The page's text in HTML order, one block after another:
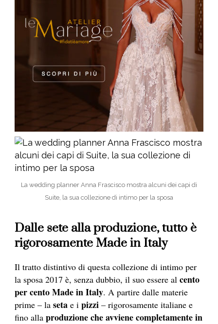
La wedding planner Anna Frascisco mostra alcuni dei capi di
Suite, la sua collezione di intimo per la sposa
Dalle sete alla produzione, tutto è
rigorosamente Made in Italy
Il tratto distintivo di questa collezione di intimo per
la sposa 2017 è, senza dubbio, il suo essere al cento
per cento Made in Italy. A partire dalle materie
prime – la seta e i pizzi – rigorosamente italiane e
fino alla produzione che avviene completamente in